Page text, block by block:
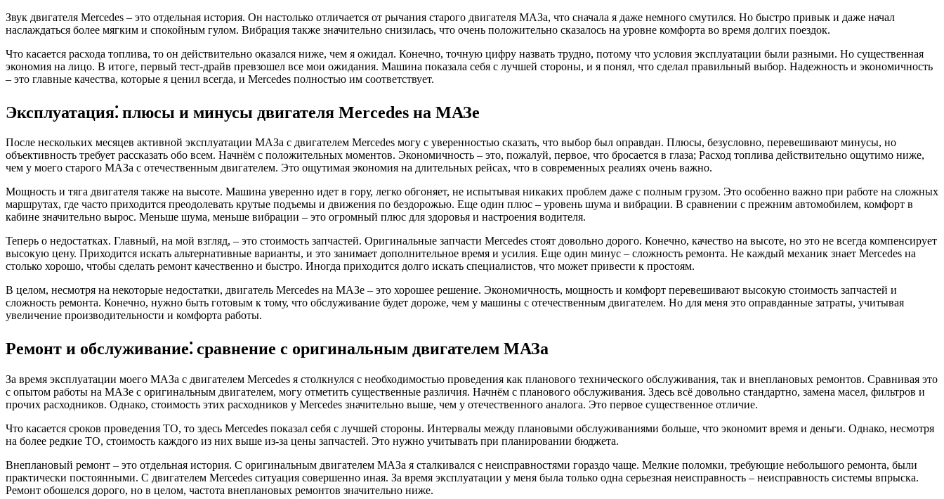
Звук двигателя Mercedes – это отдельная история. Он настолько отличается от рычания старого двигателя МАЗа, что сначала я даже немного смутился. Но быстро привык и даже начал
наслаждаться более мягким и спокойным гулом. Вибрация также значительно снизилась, что очень положительно сказалось на уровне комфорта во время долгих поездок.
Что касается расхода топлива, то он действительно оказался ниже, чем я ожидал. Конечно, точную цифру назвать трудно, потому что условия эксплуатации были разными. Но существенная
экономия на лицо. В итоге, первый тест-драйв превзошел все мои ожидания. Машина показала себя с лучшей стороны, и я понял, что сделал правильный выбор. Надежность и экономичность
– это главные качества, которые я ценил всегда, и Mercedes полностью им соответствует.
Эксплуатация⁚ плюсы и минусы двигателя Mercedes на МАЗе
После нескольких месяцев активной эксплуатации МАЗа с двигателем Mercedes могу с уверенностью сказать, что выбор был оправдан. Плюсы, безусловно, перевешивают минусы, но
объективность требует рассказать обо всем. Начнём с положительных моментов. Экономичность – это, пожалуй, первое, что бросается в глаза; Расход топлива действительно ощутимо ниже,
чем у моего старого МАЗа с отечественным двигателем. Это ощутимая экономия на длительных рейсах, что в современных реалиях очень важно.
Мощность и тяга двигателя также на высоте. Машина уверенно идет в гору, легко обгоняет, не испытывая никаких проблем даже с полным грузом. Это особенно важно при работе на сложных
маршрутах, где часто приходится преодолевать крутые подъемы и движения по бездорожью. Еще один плюс – уровень шума и вибрации. В сравнении с прежним автомобилем, комфорт в
кабине значительно вырос. Меньше шума, меньше вибрации – это огромный плюс для здоровья и настроения водителя.
Теперь о недостатках. Главный, на мой взгляд, – это стоимость запчастей. Оригинальные запчасти Mercedes стоят довольно дорого. Конечно, качество на высоте, но это не всегда компенсирует
высокую цену. Приходится искать альтернативные варианты, и это занимает дополнительное время и усилия. Еще один минус – сложность ремонта. Не каждый механик знает Mercedes на
столько хорошо, чтобы сделать ремонт качественно и быстро. Иногда приходится долго искать специалистов, что может привести к простоям.
В целом, несмотря на некоторые недостатки, двигатель Mercedes на МАЗе – это хорошее решение. Экономичность, мощность и комфорт перевешивают высокую стоимость запчастей и
сложность ремонта. Конечно, нужно быть готовым к тому, что обслуживание будет дороже, чем у машины с отечественным двигателем. Но для меня это оправданные затраты, учитывая
увеличение производительности и комфорта работы.
Ремонт и обслуживание⁚ сравнение с оригинальным двигателем МАЗа
За время эксплуатации моего МАЗа с двигателем Mercedes я столкнулся с необходимостью проведения как планового технического обслуживания, так и внеплановых ремонтов. Сравнивая это
с опытом работы на МАЗе с оригинальным двигателем, могу отметить существенные различия. Начнём с планового обслуживания. Здесь всё довольно стандартно, замена масел, фильтров и
прочих расходников. Однако, стоимость этих расходников у Mercedes значительно выше, чем у отечественного аналога. Это первое существенное отличие.
Что касается сроков проведения ТО, то здесь Mercedes показал себя с лучшей стороны. Интервалы между плановыми обслуживаниями больше, что экономит время и деньги. Однако, несмотря
на более редкие ТО, стоимость каждого из них выше из-за цены запчастей. Это нужно учитывать при планировании бюджета.
Внеплановый ремонт – это отдельная история. С оригинальным двигателем МАЗа я сталкивался с неисправностями гораздо чаще. Мелкие поломки, требующие небольшого ремонта, были
практически постоянными. С двигателем Mercedes ситуация совершенно иная. За время эксплуатации у меня была только одна серьезная неисправность – неисправность системы впрыска.
Ремонт обошелся дорого, но в целом, частота внеплановых ремонтов значительно ниже.